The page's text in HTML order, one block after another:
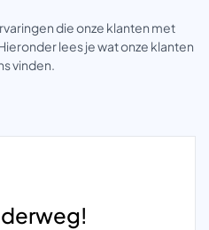
die onze klanten met
lees je wat onze klanten
vinden.